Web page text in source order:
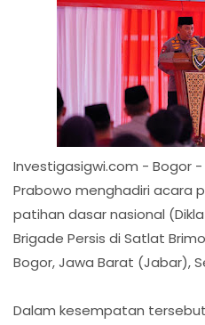
Investigasigwi.com - Bogor
Prabowo menghadiri acara
patihan dasar nasional
Brigade Persis di Satlat
Bogor, Jawa Barat (Jabar),
Dalam kesempatan